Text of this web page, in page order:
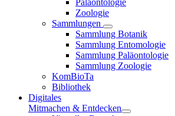
Paläontologie
Zoologie
Sammlungen
Sammlung Botanik
Sammlung Entomologie
Sammlung Paläontologie
Sammlung Zoologie
KomBioTa
Bibliothek
Digitales
Mitmachen & Entdecken